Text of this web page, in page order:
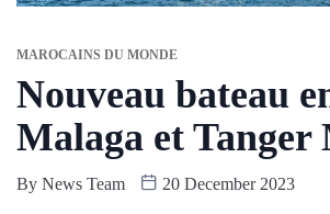
MAROCAINS DU MONDE
Nouveau bateau
Malaga et Tanger
By News Team 20 December 2023